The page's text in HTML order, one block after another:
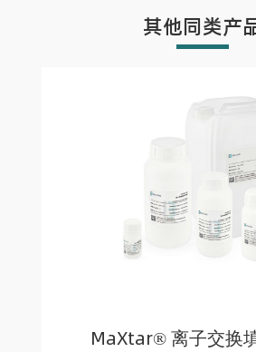
其他同类产
MaXtar® 离子交换